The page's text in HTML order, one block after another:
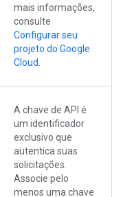
mais informações,
consulte
Configurar seu
projeto do Google
Cloud
A chave de API é
um identificador
exclusivo que
autentica suas
solicitações.
Associe pelo
menos uma chave